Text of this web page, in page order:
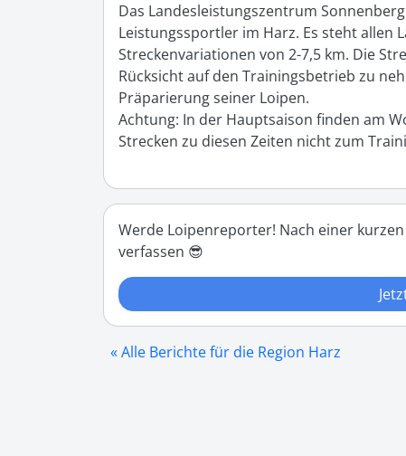
Das Landesleistungszentrum
Leistungssportler im Harz. Es steht allen
Streckenvariationen von 2-7,5 km. Die
Rücksicht auf den Trainingsbetrieb zu
Präparierung seiner Loipen.
Achtung: In der Hauptsaison finden am
Strecken zu diesen Zeiten nicht zum
Werde Loipenreporter! Nach einer
verfassen 😎
« Alle Berichte für die Region Harz